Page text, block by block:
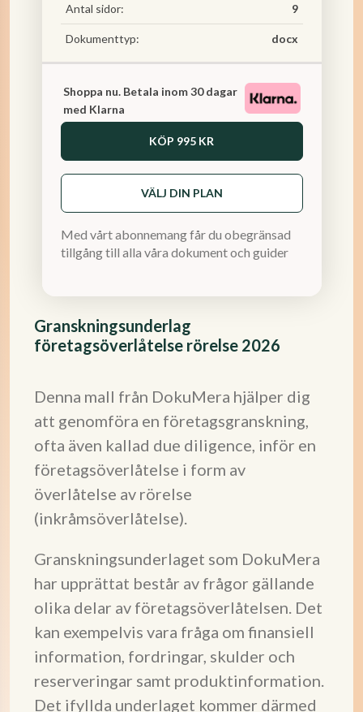
Granskningsunderlag
företagsöverlåtelse rörelse 2026
Denna mall från DokuMera hjälper dig
att genomföra en företagsgranskning,
ofta även kallad due diligence, inför en
företagsöverlåtelse i form av
överlåtelse av rörelse
(inkråmsöverlåtelse).
Granskningsunderlaget som DokuMera
har upprättat består av frågor gällande
olika delar av företagsöverlåtelsen. Det
kan exempelvis vara fråga om finansiell
information, fordringar, skulder och
reserveringar samt produktinformation.
Det ifyllda underlaget kommer därmed
Antal sidor: 9
Dokumenttyp: docx
Shoppa nu. Betala inom 30 dagar
med Klarna
KÖP 995 KR
VÄLJ DIN PLAN
Med vårt abonnemang får du obegränsad
tillgång till alla våra dokument och guider